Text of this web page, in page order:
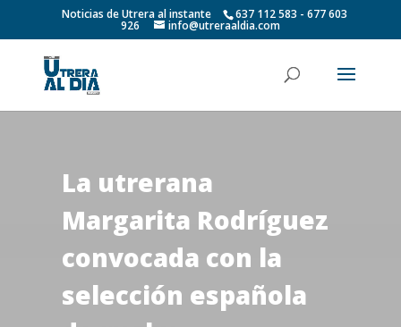
Noticias de Utrera al instante 637 112 583 - 677 603
926 info@utreraaldia.com
La utrerana
Margarita Rodríguez
convocada con la
selección española